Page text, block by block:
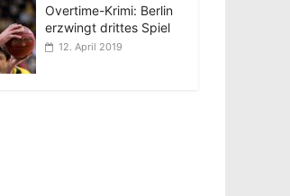
Overtime-Krimi: Berlin
erzwingt drittes Spiel
12. April 2019